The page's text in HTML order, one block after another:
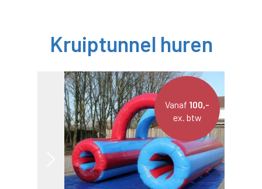
Kruiptunnel huren
Vanaf 100,-
ex. btw